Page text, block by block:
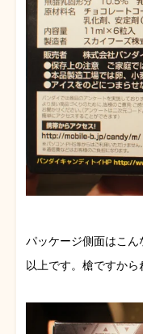
パッケージ側面はこ
以上です。槍ですから